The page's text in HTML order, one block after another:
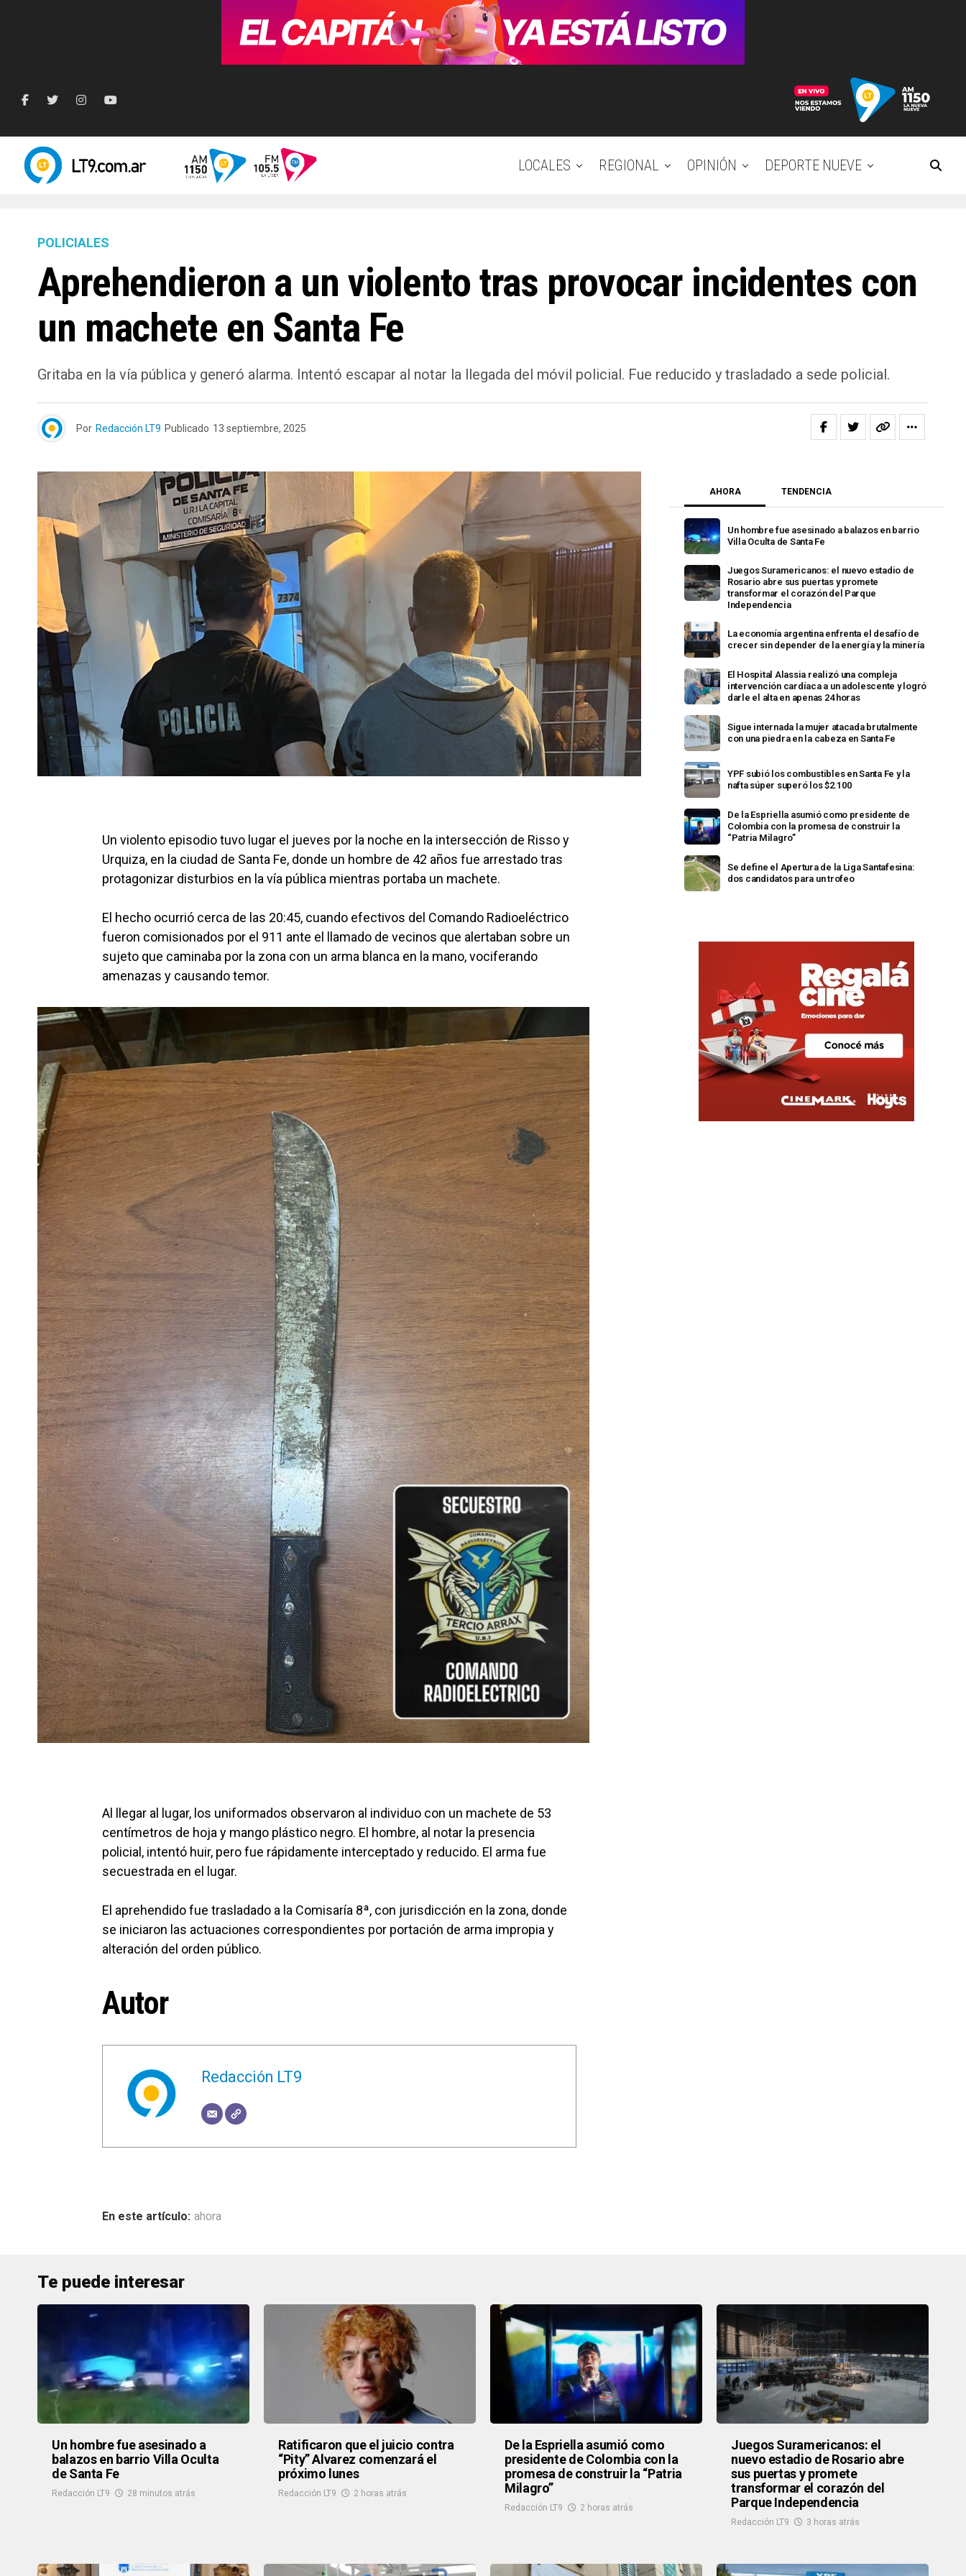
LOCALES REGIONAL OPINIÓN DEPORTE NUEVE
POLICIALES
Aprehendieron a un violento tras provocar incidentes con
un machete en Santa Fe
Gritaba en la vía pública y generó alarma. Intentó escapar al notar la llegada del móvil policial. Fue reducido y trasladado a sede policial.
Por Redacción LT9 Publicado 13 septiembre, 2025
Un violento episodio tuvo lugar el jueves por la noche en la intersección de Risso y
Urquiza, en la ciudad de Santa Fe, donde un hombre de 42 años fue arrestado tras
protagonizar disturbios en la vía pública mientras portaba un machete.
El hecho ocurrió cerca de las 20:45, cuando efectivos del Comando Radioeléctrico
fueron comisionados por el 911 ante el llamado de vecinos que alertaban sobre un
sujeto que caminaba por la zona con un arma blanca en la mano, vociferando
amenazas y causando temor.
Al llegar al lugar, los uniformados observaron al individuo con un machete de 53
centímetros de hoja y mango plástico negro. El hombre, al notar la presencia
policial, intentó huir, pero fue rápidamente interceptado y reducido. El arma fue
secuestrada en el lugar.
El aprehendido fue trasladado a la Comisaría 8ª, con jurisdicción en la zona, donde
se iniciaron las actuaciones correspondientes por portación de arma impropia y
alteración del orden público.
Autor
Redacción LT9
ahora
AHORA TENDENCIA
Un hombre fue asesinado a balazos en barrio
Villa Oculta de Santa Fe
Juegos Suramericanos: el nuevo estadio de
Rosario abre sus puertas y promete
transformar el corazón del Parque
Independencia
La economía argentina enfrenta el desafío de
crecer sin depender de la energía y la minería
El Hospital Alassia realizó una compleja
intervención cardíaca a un adolescente y logró
darle el alta en apenas 24 horas
Sigue internada la mujer atacada brutalmente
con una piedra en la cabeza en Santa Fe
YPF subió los combustibles en Santa Fe y la
nafta súper superó los $2.100
De la Espriella asumió como presidente de
Colombia con la promesa de construir la
“Patria Milagro”
Se define el Apertura de la Liga Santafesina:
dos candidatos para un trofeo
Te puede interesar
Un hombre fue asesinado a
balazos en barrio Villa Oculta
de Santa Fe
Redacción LT9 28 minutos atrás
Ratificaron que el juicio contra
“Pity” Alvarez comenzará el
próximo lunes
Redacción LT9 2 horas atrás
De la Espriella asumió como
presidente de Colombia con la
promesa de construir la “Patria
Milagro”
Redacción LT9 2 horas atrás
Juegos Suramericanos: el
nuevo estadio de Rosario abre
sus puertas y promete
transformar el corazón del
Parque Independencia
Redacción LT9 3 horas atrás